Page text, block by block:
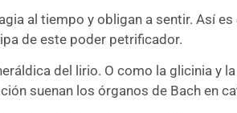
al tiempo y obligan a sentir. Así
de este poder petrificador.
del lirio. O como la glicinia y
suenan los órganos de Bach en